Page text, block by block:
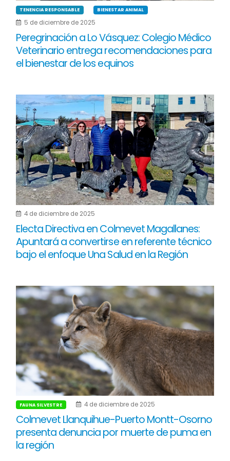
TENENCIA RESPONSABLE BIENESTAR ANIMAL
5 de diciembre de 2025
Peregrinación a Lo Vásquez: Colegio Médico
Veterinario entrega recomendaciones para
el bienestar de los equinos
4 de diciembre de 2025
Electa Directiva en Colmevet Magallanes:
Apuntará a convertirse en referente técnico
bajo el enfoque Una Salud en la Región
FAUNA SILVESTRE 4 de diciembre de 2025
Colmevet Llanquihue-Puerto Montt-Osorno
presenta denuncia por muerte de puma en
la región